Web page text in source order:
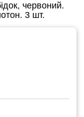
червоний.
3 шт.